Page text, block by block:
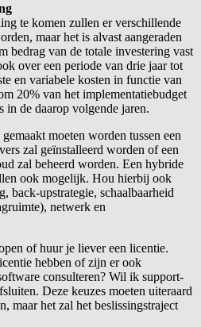
te komen zullen er verschillende
maar het is alvast aangeraden
bedrag van de totale investering vast
over een periode van drie jaar tot
en variabele kosten in functie van
20% van het implementatiebudget
in de daarop volgende jaren.
moeten worden tussen een
zal geïnstalleerd worden of een
zal beheerd worden. Een hybride
ook mogelijk. Hou hierbij ook
back-upstrategie, schaalbaarheid
netwerk en
of huur je liever een licentie.
hebben of zijn er ook
consulteren? Wil ik support-
Deze keuzes moeten uiteraard
maar het zal het beslissingstraject